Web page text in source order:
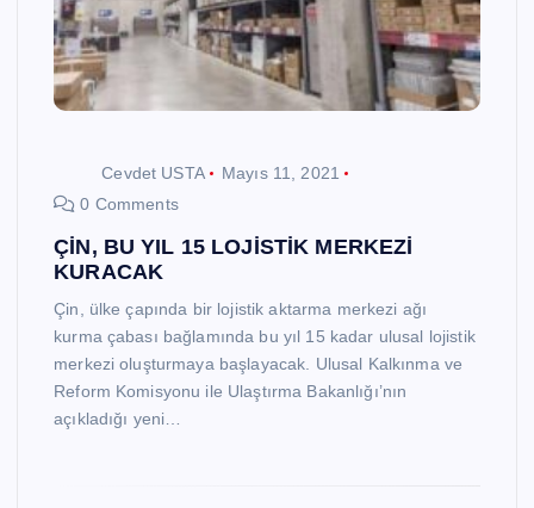
Cevdet USTA
Mayıs 11, 2021
0 Comments
ÇİN, BU YIL 15 LOJİSTİK MERKEZİ
KURACAK
Çin, ülke çapında bir lojistik aktarma merkezi ağı
kurma çabası bağlamında bu yıl 15 kadar ulusal lojistik
merkezi oluşturmaya başlayacak. Ulusal Kalkınma ve
Reform Komisyonu ile Ulaştırma Bakanlığı’nın
açıkladığı yeni…